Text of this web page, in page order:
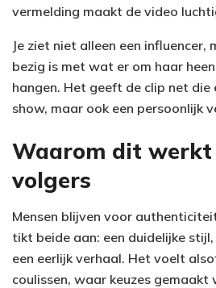
vermelding maakt de video
Je ziet niet alleen een influencer,
bezig is met wat er om haar
hangen. Het geeft de clip net
show, maar ook een persoonlijk
Waarom dit werkt
volgers
Mensen blijven voor
tikt beide aan: een duidelijke
een eerlijk verhaal. Het voelt
coulissen, waar keuzes